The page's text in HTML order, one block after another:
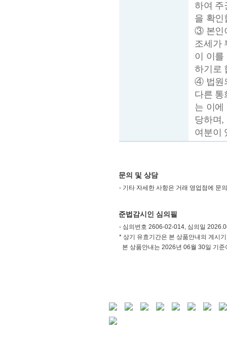
하여 주
을 확인
③ 본인
조세가
이 이를
하기로
④ 법원
다른 통
는 이에
당하며
여분이
문의 및 상담
- 기타 자세한 사항은 거래 영업점에 문
준법감시인 심의필
- 심의번호 2606-02-014, 심의일
* 상기 유효기간은 본 상품안내의 게시
본 상품안내는 2026년 06월 30일 기